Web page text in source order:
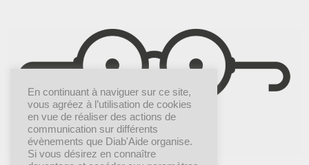
En continuant à naviguer sur ce site,
vous agréez à l’utilisation de cookies
en vue de réaliser des actions de
communication sur différents
évènements que Diab'Aide organise.
Si vous désirez en connaître